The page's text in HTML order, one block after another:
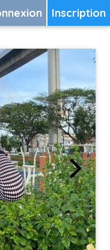
Inscription